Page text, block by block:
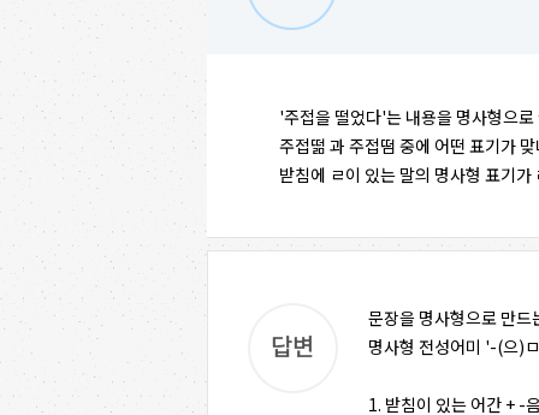
'주접을 떨었다'는 내용을 명사형으
주접떪 과 주접떰 중에 어떤 표기가
받침에 ㄹ이 있는 말의 명사형 표기
문장을 명사형으로 만
명사형 전성어미 '-(으)
1. 받침이 있는 어간 + -